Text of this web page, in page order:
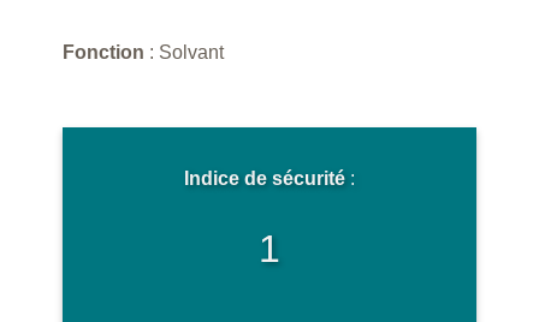
Fonction : Solvant
Indice de sécurité :
1